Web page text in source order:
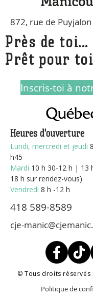
872, rue de Puyjalon
Près de toi...
Prêt pour
Inscris-toi à
Heures d'ouverture
Lundi, mercredi et jeudi 8
h45
Mardi 10 h 30-12 h | 13
18 h sur rendez-vous)
Vendredi 8 h -12 h
418 589-8589
cje-
© Tous droits réservés
Politique de